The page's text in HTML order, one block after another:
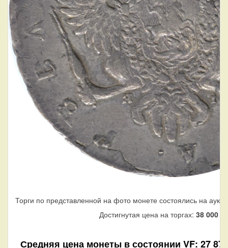
Торги по представленной на фото монете состоялись на
Достигнутая цена на торгах: 38 000
Средняя цена монеты в состоянии VF: 27